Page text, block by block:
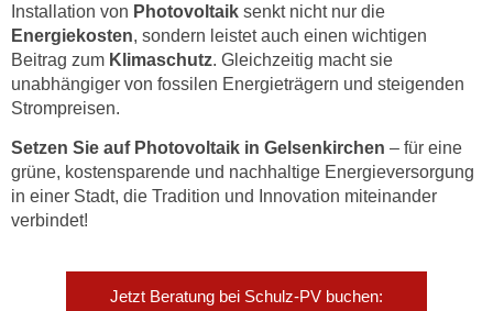
Installation von Photovoltaik senkt nicht nur die
Energiekosten, sondern leistet auch einen wichtigen
Beitrag zum Klimaschutz. Gleichzeitig macht sie
unabhängiger von fossilen Energieträgern und steigenden
Strompreisen.
Setzen Sie auf Photovoltaik in Gelsenkirchen – für eine
grüne, kostensparende und nachhaltige Energieversorgung
in einer Stadt, die Tradition und Innovation miteinander
verbindet!
Jetzt Beratung bei Schulz-PV buchen: